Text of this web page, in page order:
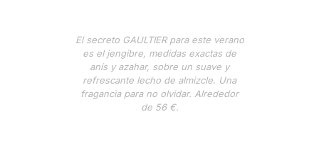
El secreto GAULTIER para este verano
es el jengibre, medidas exactas de
anís y azahar, sobre un suave y
refrescante lecho de almizcle. Una
fragancia para no olvidar. Alrededor
de 56 €.